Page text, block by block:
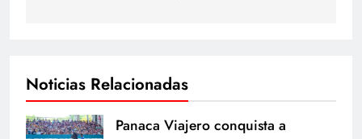
Noticias Relacionadas
Panaca Viajero conquista a